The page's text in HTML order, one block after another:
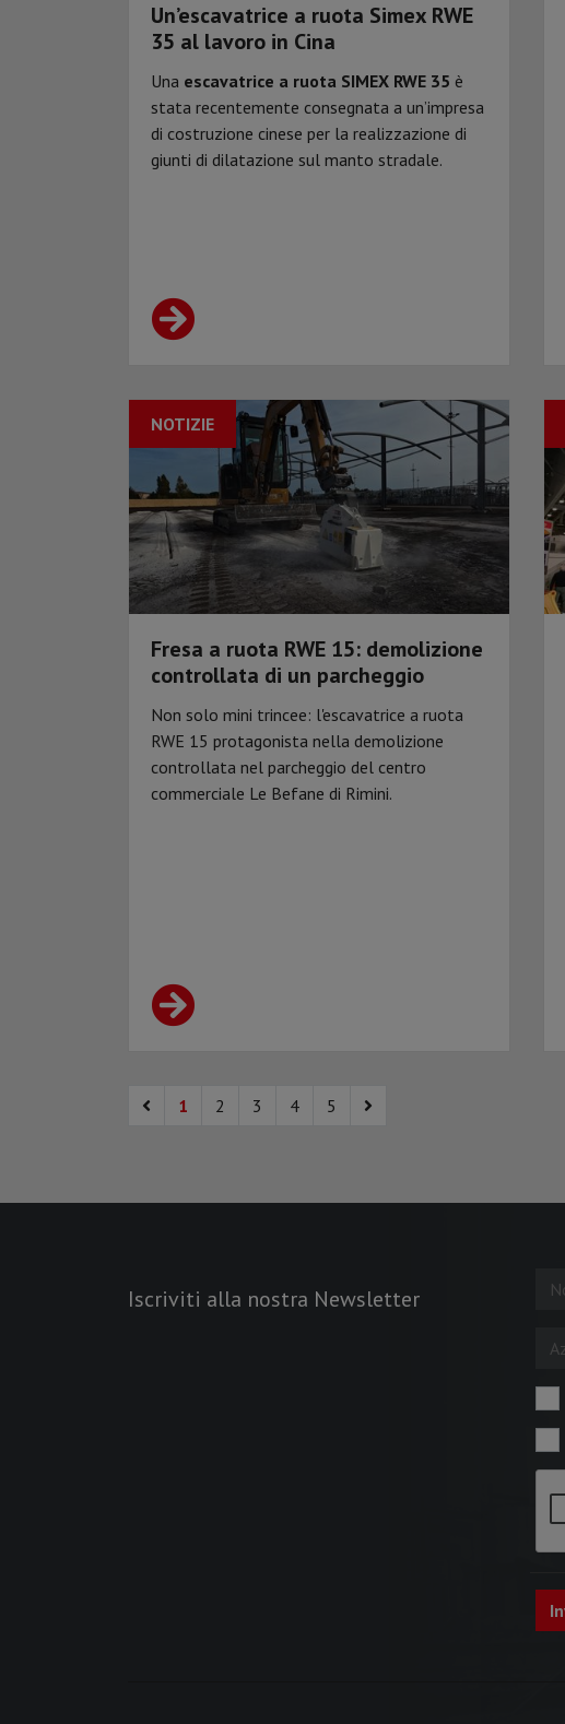
Un’escavatrice a ruota Simex RWE
35 al lavoro in Cina
Una escavatrice a ruota SIMEX RWE 35 è
stata recentemente consegnata a un’impresa
di costruzione cinese per la realizzazione di
giunti di dilatazione sul manto stradale.
Fresa a ruota RWE 15: demolizione
controllata di un parcheggio
Non solo mini trincee: l'escavatrice a ruota
RWE 15 protagonista nella demolizione
controllata nel parcheggio del centro
commerciale Le Befane di Rimini.
NOTIZIE
1 2 3 4 5
Iscriviti alla nostra Newsletter